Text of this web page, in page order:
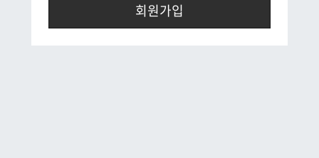
회원가입